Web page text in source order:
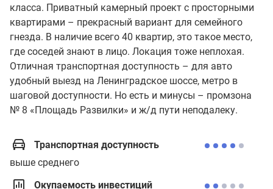
класса. Приватный камерный проект с просторными
квартирами – прекрасный вариант для семейного
гнезда. В наличие всего 40 квартир, это такое место,
где соседей знают в лицо. Локация тоже неплохая.
Отличная транспортная доступность – для авто
удобный выезд на Ленинградское шоссе, метро в
шаговой доступности. Но есть и минусы – промзона
№ 8 «Площадь Развилки» и ж/д пути неподалеку.
Транспортная доступность
выше среднего
Окупаемость инвестиций